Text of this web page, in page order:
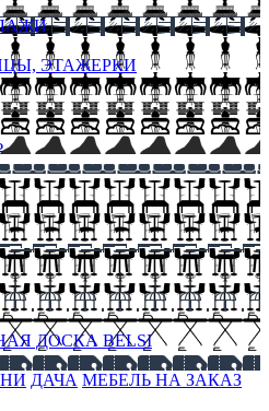
ЭТАЖЕРКИ
ДОСКА BELSI
ДАЧА МЕБЕЛЬ НА ЗАКАЗ